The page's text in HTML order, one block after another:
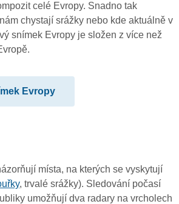
celé Evropy. Snadno tak
chystají srážky nebo kde aktuálně v
snímek Evropy je složen z více než
Evropy
místa, na kterých se vyskytují
, trvalé srážky). Sledování počasí
umožňují dva radary na vrcholech